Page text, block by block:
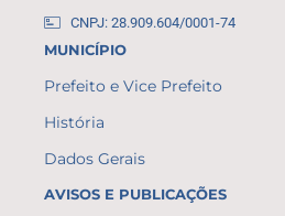
CNPJ: 28.909.604/0001-74
MUNICÍPIO
Prefeito e Vice Prefeito
História
Dados Gerais
AVISOS E PUBLICAÇÕES